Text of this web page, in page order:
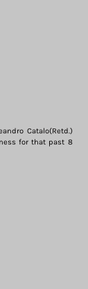
Catalo(Retd.)
for that past 8